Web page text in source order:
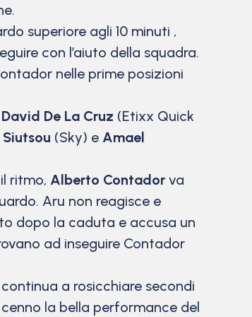
superiore agli 10 minuti ,
con l’aiuto della squadra.
nelle prime posizioni
David De La Cruz (Etixx Quick
(Sky) e Amael
ritmo, Alberto Contador va
Aru non reagisce e
dopo la caduta e accusa un
ad inseguire Contador
a rosicchiare secondi
la bella performance del